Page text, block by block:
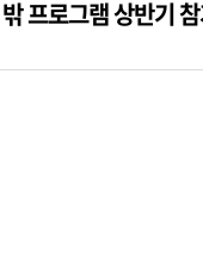
프로그램 상반기